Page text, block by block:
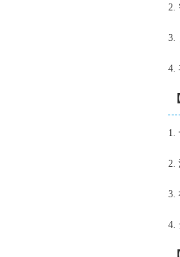
2.
3.
4.
1.
2.
3.
4.